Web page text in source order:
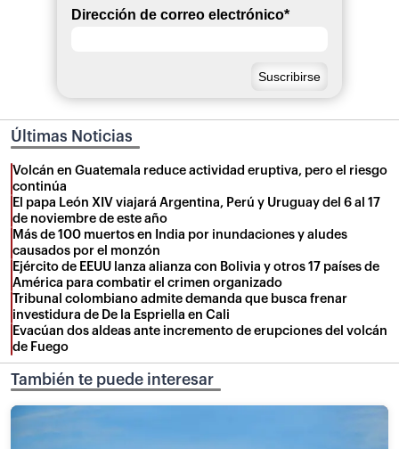
Dirección de correo electrónico*
Últimas Noticias
Volcán en Guatemala reduce actividad eruptiva, pero el riesgo
continúa
El papa León XIV viajará Argentina, Perú y Uruguay del 6 al 17
de noviembre de este año
Más de 100 muertos en India por inundaciones y aludes
causados por el monzón
Ejército de EEUU lanza alianza con Bolivia y otros 17 países de
América para combatir el crimen organizado
Tribunal colombiano admite demanda que busca frenar
investidura de De la Espriella en Cali
Evacúan dos aldeas ante incremento de erupciones del volcán
de Fuego
También te puede interesar